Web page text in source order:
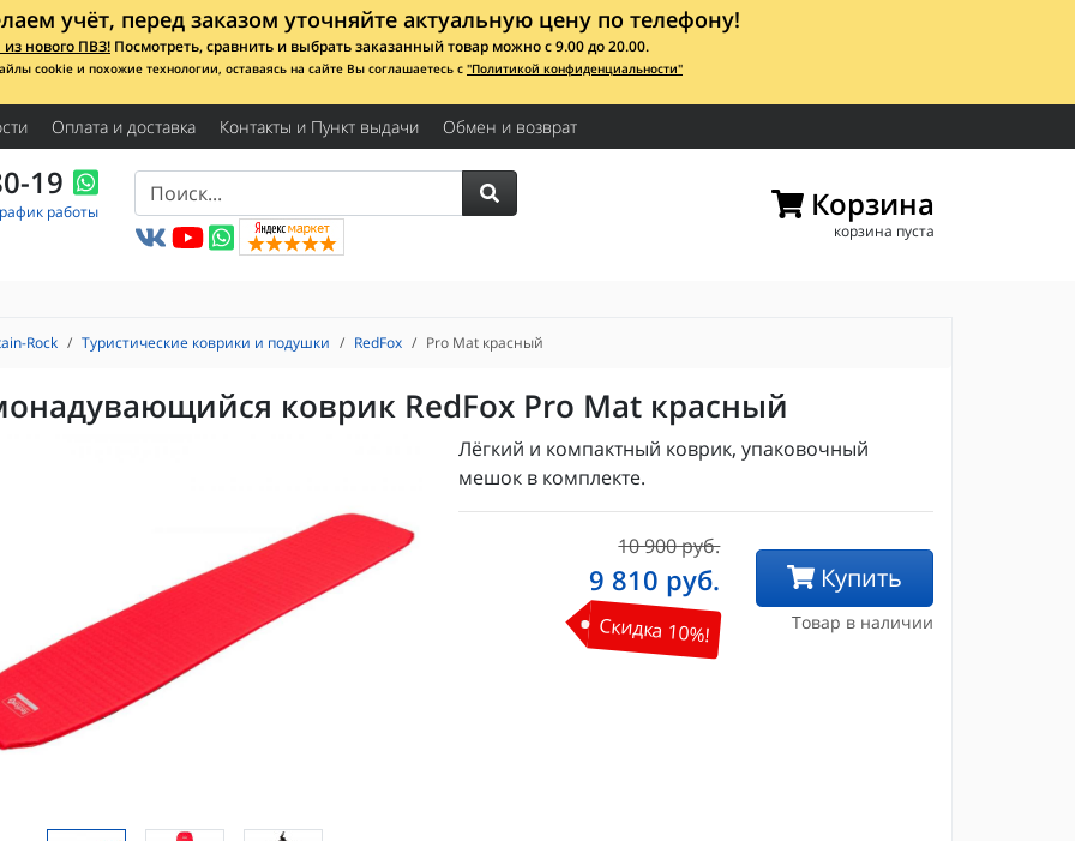
учёт, перед заказом уточняйте актуальную цену по телефону!
нового ПВЗ! Посмотреть, сравнить и выбрать заказанный товар можно с 9.00 до 20.00.
cookie и похожие технологии, оставаясь на сайте Вы соглашаетесь с "Политикой конфиденциальности"
Оплата и доставка Контакты и Пункт выдачи Обмен и возврат
19
работы Корзина
корзина пуста
Rock Туристические коврики и подушки RedFox Pro Mat красный
коврик RedFox Pro Mat красный
Лёгкий и компактный коврик, упаковочный
мешок в комплекте.
10 900 руб.
9 810 руб.
Скидка 10%!
Купить
Товар в наличии